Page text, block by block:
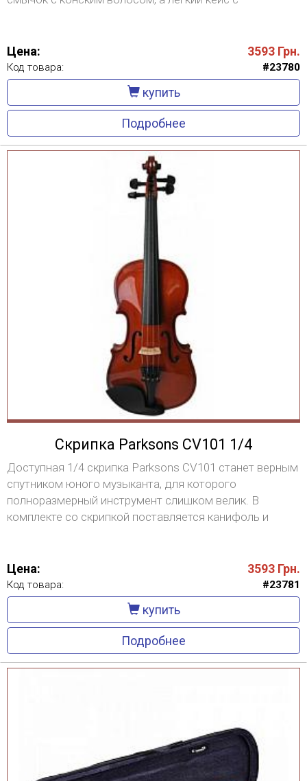
Цена: 3593 Грн.
Код товара: #23780
купить
Подробнее
Скрипка Parksons CV101 1/4
Доступная 1/4 скрипка Parksons CV101 станет верным
спутником юного музыканта, для которого
полноразмерный инструмент слишком велик. В
комплекте со скрипкой поставляется канифоль и
хранение инструмента.
Цена: 3593 Грн.
Код товара: #23781
купить
Подробнее